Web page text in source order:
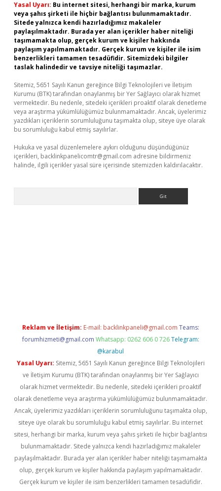
Yasal Uyarı: Bu internet sitesi, herhangi bir marka, kurum
veya şahıs şirketi ile hiçbir bağlantısı bulunmamaktadır.
Sitede yalnızca kendi hazırladığımız makaleler
paylaşılmaktadır. Burada yer alan içerikler haber niteliği
taşımamakta olup, gerçek kurum ve kişiler hakkında
paylaşım yapılmamaktadır. Gerçek kurum ve kişiler ile isim
benzerlikleri tamamen tesadüfidir. Sitemizdeki bilgiler
taslak halindedir ve tavsiye niteliği taşımazlar.
Sitemiz, 5651 Sayılı Kanun gereğince Bilgi Teknolojileri ve İletişim
Kurumu (BTK) tarafından onaylanmış bir Yer Sağlayıcı olarak hizmet
vermektedir. Bu nedenle, sitedeki içerikleri proaktif olarak denetleme
veya araştırma yükümlülüğümüz bulunmamaktadır. Ancak, üyelerimiz
yazdıkları içeriklerin sorumluluğunu taşımakta olup, siteye üye olarak
bu sorumluluğu kabul etmiş sayılırlar.
Hukuka ve yasal düzenlemelere aykırı olduğunu düşündüğünüz
içerikleri, backlinkpanelicomtr@gmail.com adresine bildirmeniz
halinde, ilgili içerikler yasal süre içerisinde sitemizden kaldırılacaktır.
Reklam ve İletişim: E-mail: backlinkpaneli@gmail.com Teams:
forumhizmeti@gmail.com Whatsapp: 0262 606 0 726 Telegram:
@karabul
Yasal Uyarı: Sitemiz, 5651 Sayılı Kanun gereğince Bilgi Teknolojileri
ve İletişim Kurumu (BTK) tarafından onaylanmış bir Yer Sağlayıcı
olarak hizmet vermektedir. Bu nedenle, sitedeki içerikleri proaktif
olarak denetleme veya araştırma yükümlülüğümüz bulunmamaktadır.
Ancak, üyelerimiz yazdıkları içeriklerin sorumluluğunu taşımakta olup,
siteye üye olarak bu sorumluluğu kabul etmiş sayılırlar. Bu internet
sitesi, herhangi bir marka, kurum veya şahıs şirketi ile hiçbir bağlantısı
bulunmamaktadır. Sitede yalnızca kendi hazırladığımız makaleler
paylaşılmaktadır. Burada yer alan içerikler haber niteliği taşımamakta
olup, gerçek kurum ve kişiler hakkında paylaşım yapılmamaktadır.
Gerçek kurum ve kişiler ile isim benzerlikleri tamamen tesadüfidir.